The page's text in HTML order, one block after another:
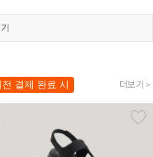
결제 완료 시 더보기 >